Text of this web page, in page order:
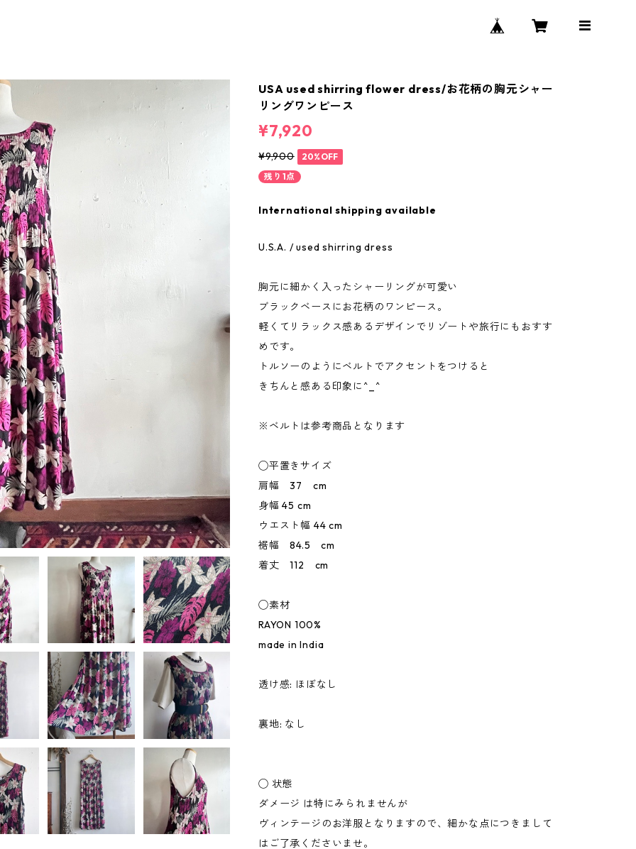
USA used shirring flower dress/お花柄の胸元シャー
リングワンピース
¥7,920
¥9,900
20%OFF
残り1点
International shipping available
U.S.A. / used shirring dress
胸元に細かく入ったシャーリングが可愛い
ブラックベースにお花柄のワンピース。
軽くてリラックス感あるデザインでリゾートや旅行にもおすす
めです。
トルソーのようにベルトでアクセントをつけると
きちんと感ある印象に^_^
※ベルトは参考商品となります
◯平置きサイズ
肩幅 37 cm
身幅 45 cm
ウエスト幅 44 cm
裾幅 84.5 cm
着丈 112 cm
◯素材
RAYON 100%
made in India
透け感: ほぼなし
裏地: なし
◯ 状態
ダメージ は特にみられませんが
ヴィンテージのお洋服となりますので、細かな点につきまして
はご了承くださいませ。